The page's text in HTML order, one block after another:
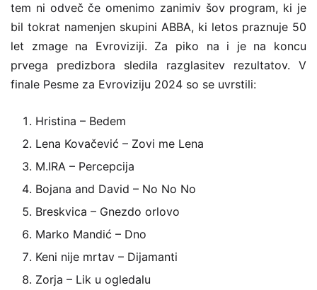
tem ni odveč če omenimo zanimiv šov program, ki je
bil tokrat namenjen skupini ABBA, ki letos praznuje 50
let zmage na Evroviziji. Za piko na i je na koncu
prvega predizbora sledila razglasitev rezultatov. V
finale Pesme za Evroviziju 2024 so se uvrstili:
Hristina – Bedem
Lena Kovačević – Zovi me Lena
M.IRA – Percepcija
Bojana and David – No No No
Breskvica – Gnezdo orlovo
Marko Mandić – Dno
Keni nije mrtav – Dijamanti
Zorja – Lik u ogledalu